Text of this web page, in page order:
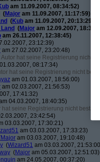
am 11.09.2007, 08:34:52)
(Major am 11.09.2007, 11:17:59)
(Kub am 11.09.2007, 20:13:29)
(Major am 12.09.2007,
am 26.11.2007, 12:38:45)
23:12:39)
am 27.02.2007, 23:20:48)
hat seine Registrierung nicht
08:17:34)
hat seine Registrierung nicht
am 01.03.2007, 18:56:00)
am 02.03.2007, 21:56:53)
17:41:32)
04.03.2007, 18:40:35)
seine Registrierung nicht
23:42:54)
03.03.2007, 17:30:21)
am 03.03.2007, 17:33:23)
Major am 03.03.2007, 19:10:48)
(Wizard51 am 03.03.2007,
(Major am 05.03.2007, 12:51:03)
am 24.05.2007, 00:37:20)